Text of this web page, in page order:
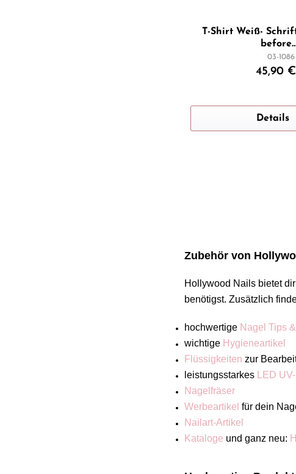
T-Shirt Weiß-
03-1086
45,90
Details
Zubehör von
Hollywood Nails bietet
benötigst. Zusätzlich
hochwertige Nagel Tips
wichtige Hygieneartikel
Flüssigkeiten zur
leistungsstarkes
LED
Nagelfräser
Werbeartikel für dein
Nailart-Artikel
Kataloge und ganz neu: